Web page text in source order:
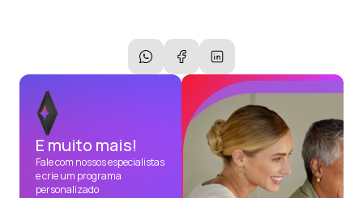
E muito mais!
Fale com nossos especialistas
e crie um programa
personalizado